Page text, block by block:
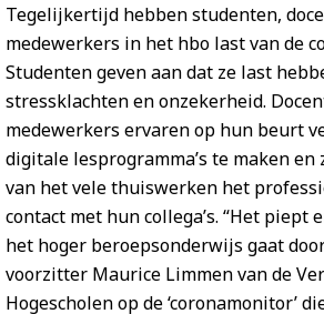
Tegelijkertijd hebben studenten,
medewerkers in het hbo last van de
Studenten geven aan dat ze last
stressklachten en onzekerheid.
medewerkers ervaren op hun beurt
digitale lesprogramma’s te maken en
van het vele thuiswerken het
contact met hun collega’s. “Het piept
het hoger beroepsonderwijs gaat
voorzitter Maurice Limmen van de
Hogescholen op de ‘coronamonitor’